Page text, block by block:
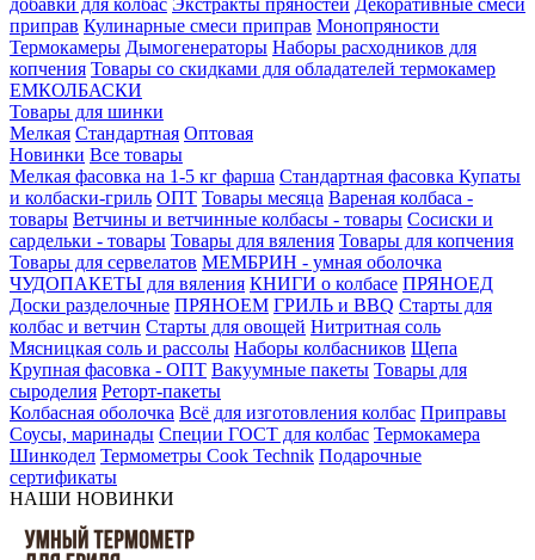
добавки для колбас Экстракты пряностей Декоративные смеси
приправ Кулинарные смеси приправ Монопряности
Термокамеры Дымогенераторы Наборы расходников для
копчения Товары со скидками для обладателей термокамер
ЕМКОЛБАСКИ
Товары для шинки
Мелкая Стандартная Оптовая
Новинки Все товары
Мелкая фасовка на 1-5 кг фарша Стандартная фасовка Купаты
и колбаски-гриль ОПТ Товары месяца Вареная колбаса -
товары Ветчины и ветчинные колбасы - товары Сосиски и
сардельки - товары Товары для вяления Товары для копчения
Товары для сервелатов МЕМБРИН - умная оболочка
ЧУДОПАКЕТЫ для вяления КНИГИ о колбасе ПРЯНОЕД
Доски разделочные ПРЯНОЕМ ГРИЛЬ и BBQ Старты для
колбас и ветчин Старты для овощей Нитритная соль
Мясницкая соль и рассолы Наборы колбасников Щепа
Крупная фасовка - ОПТ Вакуумные пакеты Товары для
сыроделия Реторт-пакеты
Колбасная оболочка Всё для изготовления колбас Приправы
Соусы, маринады Специи ГОСТ для колбас Термокамера
Шинкодел Термометры Cook Technik Подарочные
сертификаты
НАШИ НОВИНКИ